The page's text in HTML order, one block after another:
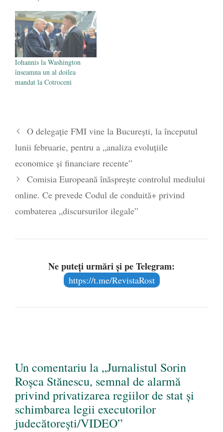
Iohannis la Washington
înseamna un al doilea
mandat la Cotroceni
O delegație FMI vine la București, la începutul
lunii februarie, pentru a „analiza evoluţiile
economice şi financiare recente”
Comisia Europeană înăsprește controlul mediului
online. Ce prevede Codul de conduită+ privind
combaterea „discursurilor ilegale”
Ne puteți urmări și pe Telegram:
https://t.me/RevistaRost
Un comentariu la „Jurnalistul Sorin
Roșca Stănescu, semnal de alarmă
privind privatizarea regiilor de stat și
schimbarea legii executorilor
judecătorești/VIDEO”